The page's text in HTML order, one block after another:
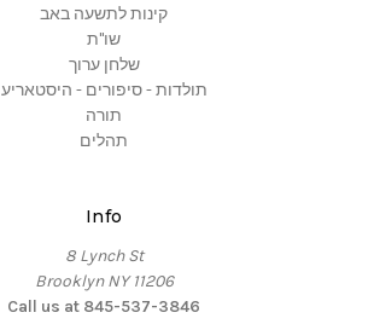
קינות לתשעה באב
שו"ת
שלחן ערוך
תולדות - סיפורים - היסטאריע
תורה
תהלים
Info
8 Lynch St
Brooklyn NY 11206
Call us at 845-537-3846